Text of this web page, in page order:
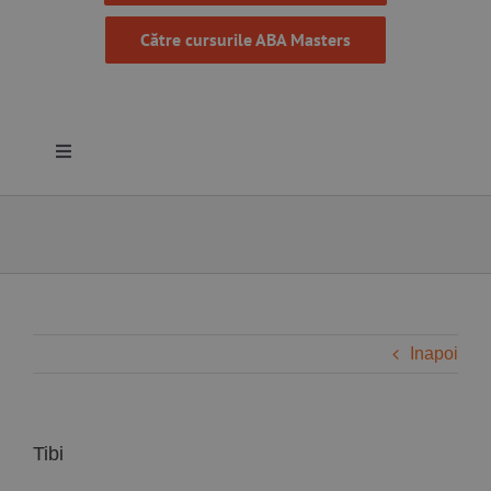
Către cursurile ABA Masters
Toggle
Inapoi
Tibi